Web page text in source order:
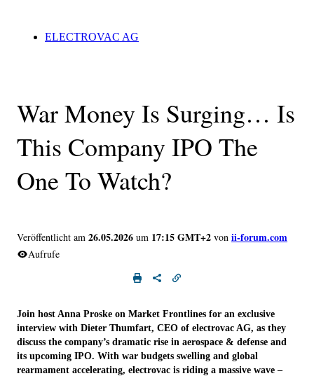
ELECTROVAC AG
War Money Is Surging… Is
This Company IPO The
One To Watch?
Veröffentlicht am 26.05.2026 um 17:15 GMT+2 von ii-forum.com
Aufrufe
Join host Anna Proske on Market Frontlines for an exclusive
interview with Dieter Thumfart, CEO of electrovac AG, as they
discuss the company’s dramatic rise in aerospace & defense and
its upcoming IPO. With war budgets swelling and global
rearmament accelerating, electrovac is riding a massive wave –